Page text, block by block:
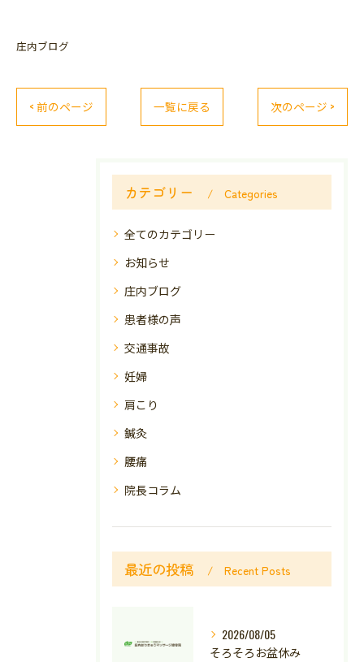
庄内ブログ
< 前のページ 一覧に戻る 次のページ >
カテゴリー Categories
全てのカテゴリー
お知らせ
庄内ブログ
患者様の声
交通事故
妊婦
肩こり
鍼灸
腰痛
院長コラム
最近の投稿 Recent Posts
2026/08/05
そろそろお盆休み